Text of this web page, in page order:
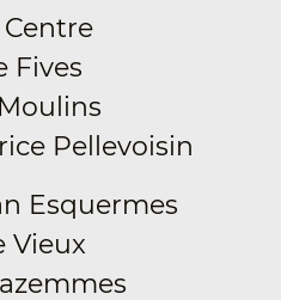
Fives
Pellevoisin
Esquermes
Vieux